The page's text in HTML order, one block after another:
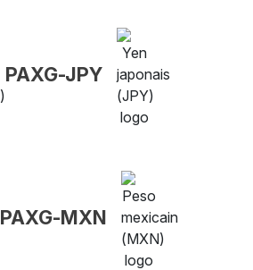
PAXG-JPY
PAXG-MXN